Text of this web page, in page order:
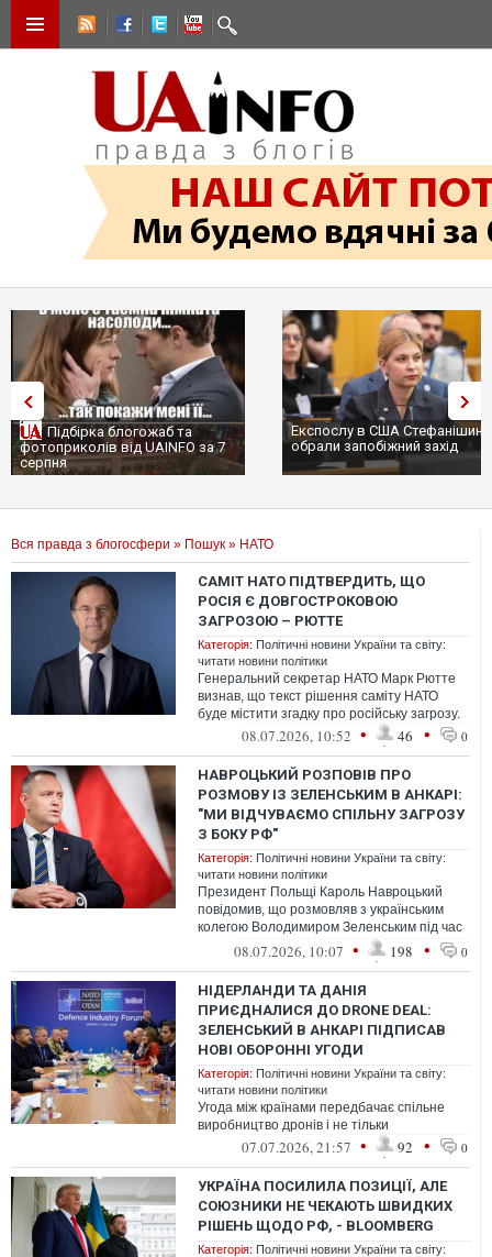
Підбірка блогожаб та
фотоприколів від UAINFO за 7
серпня
Експослу в США
обрали запобіжний захід
Вся правда з блогосфери » Пошук » НАТО
САМІТ НАТО ПІДТВЕРДИТЬ, ЩО
РОСІЯ Є ДОВГОСТРОКОВОЮ
ЗАГРОЗОЮ – РЮТТЕ
Категорія: Політичні новини України та світу:
читати новини політики
Генеральний секретар НАТО Марк Рютте
визнав, що текст рішення саміту НАТО
буде містити згадку про російську загрозу.
08.07.2026, 10:52 • 46 • 0
НАВРОЦЬКИЙ РОЗПОВІВ ПРО
РОЗМОВУ ІЗ ЗЕЛЕНСЬКИМ В АНКАРІ:
"МИ ВІДЧУВАЄМО СПІЛЬНУ ЗАГРОЗУ
З БОКУ РФ"
Категорія: Політичні новини України та світу:
читати новини політики
Президент Польщі Кароль Навроцький
повідомив, що розмовляв з українським
колегою Володимиром Зеленським під час
вечері лідерів напередодні саміту НАТО...
08.07.2026, 10:07 • 198 • 0
НІДЕРЛАНДИ ТА ДАНІЯ
ПРИЄДНАЛИСЯ ДО DRONE DEAL:
ЗЕЛЕНСЬКИЙ В АНКАРІ ПІДПИСАВ
НОВІ ОБОРОННІ УГОДИ
Категорія: Політичні новини України та світу:
читати новини політики
Угода між країнами передбачає спільне
виробництво дронів і не тільки
07.07.2026, 21:57 • 92 • 0
УКРАЇНА ПОСИЛИЛА ПОЗИЦІЇ, АЛЕ
СОЮЗНИКИ НЕ ЧЕКАЮТЬ ШВИДКИХ
РІШЕНЬ ЩОДО РФ, - BLOOMBERG
Категорія: Політичні новини України та світу: